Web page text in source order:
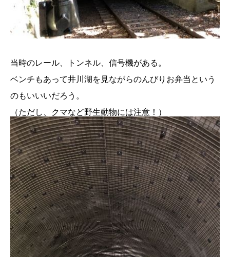
当時のレール、トンネル、信号機がある。
ベンチもあって井川湖を見ながらのんびりお弁当という
のもいいいだろう。
（ただし、クマなど野生動物には注意！）